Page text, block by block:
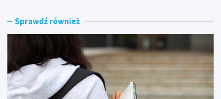
y
a
W
o
n
o
m
i
Sprawdź również